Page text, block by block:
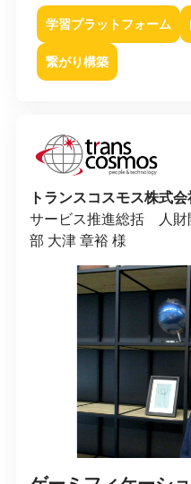
学習プラットフォーム
繋がり構築
トランスコスモス株式会
サービス推進総括 人
部 大津 章裕 様